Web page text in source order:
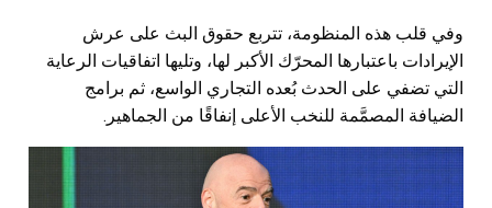
وفي قلب هذه المنظومة، تتربع حقوق البث على عرش
الإيرادات باعتبارها المحرّك الأكبر لها، وتليها اتفاقيات الرعاية
التي تضفي على الحدث بُعده التجاري الواسع، ثم برامج
الضيافة المصمَّمة للنخب الأعلى إنفاقًا من الجماهير.